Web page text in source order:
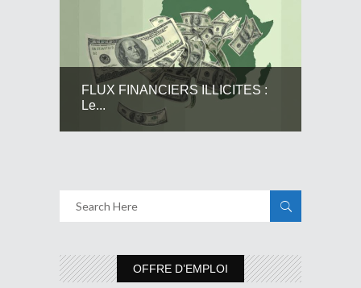
FLUX FINANCIERS ILLICITES :
Le...
OFFRE D’EMPLOI